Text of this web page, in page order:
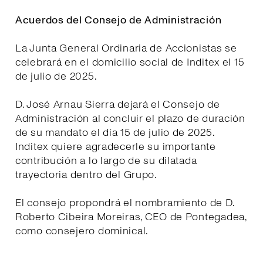
Acuerdos del Consejo de Administración
La Junta General Ordinaria de Accionistas se
celebrará en el domicilio social de Inditex el 15
de julio de 2025.
D. José Arnau Sierra dejará el Consejo de
Administración al concluir el plazo de duración
de su mandato el día 15 de julio de 2025.
Inditex quiere agradecerle su importante
contribución a lo largo de su dilatada
trayectoria dentro del Grupo.
El consejo propondrá el nombramiento de D.
Roberto Cibeira Moreiras, CEO de Pontegadea,
como consejero dominical.